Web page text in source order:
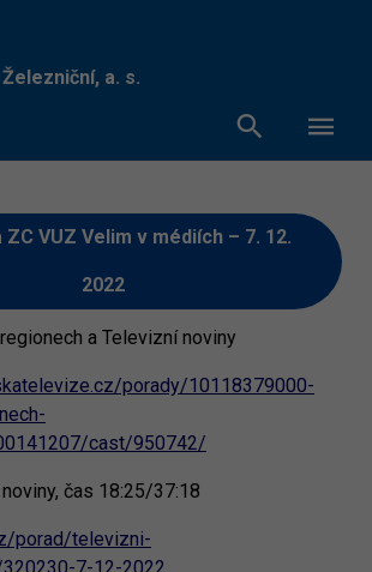
a. s.
ZC VUZ Velim v médiích – 7. 12.
2022
a Televizní noviny
porady/10118379000-
cast/950742/
čas 18:25/37:18
porad/televizni-